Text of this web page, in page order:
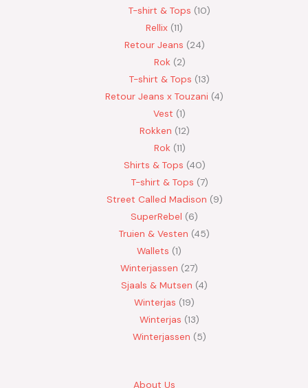
T-shirt & Tops 10
Rellix 11
Retour Jeans 24
Rok 2
T-shirt & Tops 13
Retour Jeans x Touzani 4
Vest 1
Rokken 12
Rok 11
Shirts & Tops 40
T-shirt & Tops 7
Street Called Madison 9
SuperRebel
6
Truien & Vesten 45
Wallets 1
Winterjassen
27
Sjaals & Mutsen 4
Winterjas 19
Winterjas 13
Winterjassen
5
About Us